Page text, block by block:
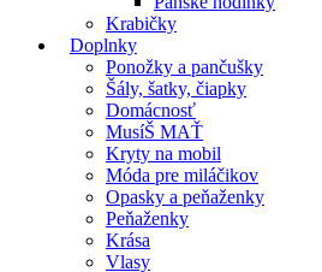
Krabičky
Doplnky
Ponožky a pančušky
Šály, šatky, čiapky
Domácnosť
MusíŠ MAŤ
Kryty na mobil
Móda pre miláčikov
Opasky a peňaženky
Peňaženky
Krása
Vlasy